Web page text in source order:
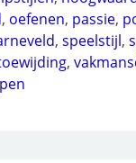
, oefenen, passie,
, speelstijl,
,